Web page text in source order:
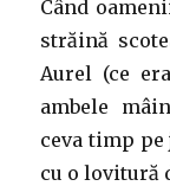
Când
străină
Aurel (ce
ambele
ceva timp
cu o lovitură